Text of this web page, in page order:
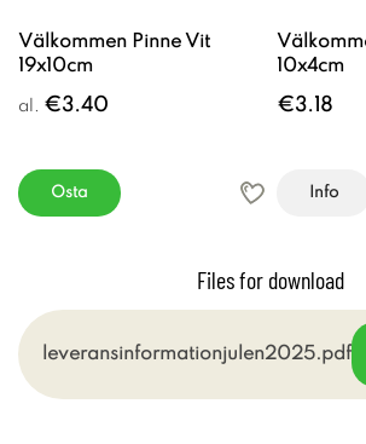
Välkommen Pinne Vit
19x10cm
al. €3.40
Osta
10x4cm
€3.18
Info
Files for download
leveransinformationjulen2025.pdf